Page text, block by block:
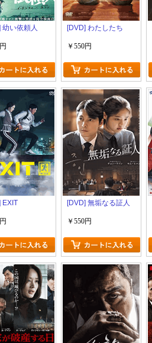
幼い依頼人 [DVD] わたしたち
￥550円
EXIT [DVD] 無垢なる証人
￥550円